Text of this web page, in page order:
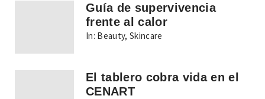
Guía de supervivencia
frente al calor
In: Beauty,Skincare
El tablero cobra vida en el
CENART